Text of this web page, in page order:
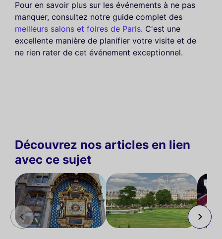
Pour en savoir plus sur les événements à ne pas
manquer, consultez notre guide complet des
meilleurs salons et foires de Paris. C'est une
excellente manière de planifier votre visite et de
ne rien rater de cet événement exceptionnel.
Découvrez nos articles en lien
avec ce sujet